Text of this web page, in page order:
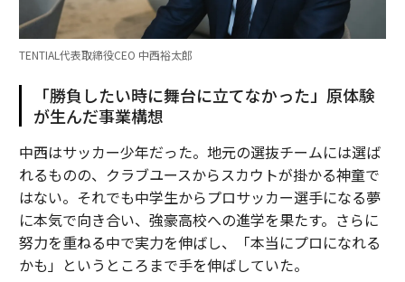
TENTIAL代表取締役CEO 中西裕太郎
「勝負したい時に舞台に立てなかった」原体験
が生んだ事業構想
中西はサッカー少年だった。地元の選抜チームには選ば
れるものの、クラブユースからスカウトが掛かる神童で
はない。それでも中学生からプロサッカー選手になる夢
に本気で向き合い、強豪高校への進学を果たす。さらに
努力を重ねる中で実力を伸ばし、「本当にプロになれる
かも」というところまで手を伸ばしていた。